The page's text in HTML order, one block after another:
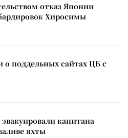
отказ Японии
Хиросимы
о поддельных сайтах ЦБ с
капитана
яхты